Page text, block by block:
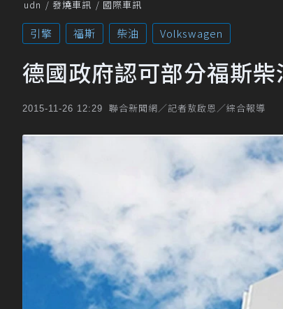
udn 發燒車訊 國際車訊
引擎 福斯 柴油 Volkswagen
德國政府認可部分福斯
2015-11-26 12:29 聯合新聞網／記者敖啟恩／綜合報導